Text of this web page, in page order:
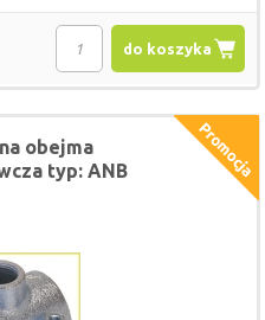
do koszyka
obejma
typ: ANB